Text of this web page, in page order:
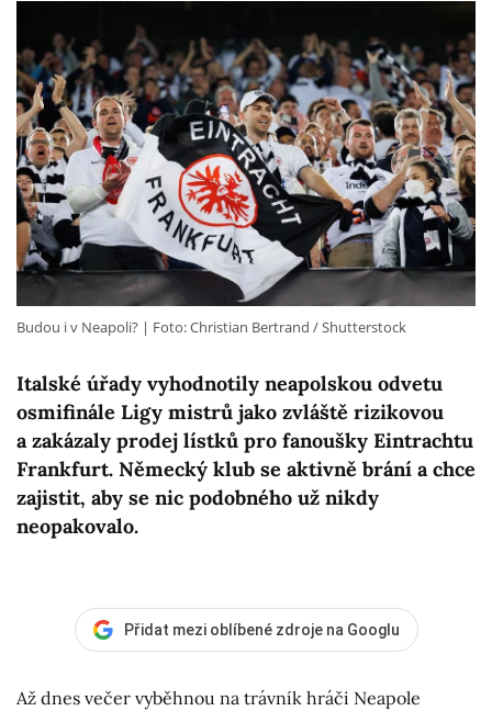
Italské úřady vyhodnotily neapolskou odvetu
osmifinále Ligy mistrů jako zvláště rizikovou
a zakázaly prodej lístků pro fanoušky Eintrachtu
Frankfurt. Německý klub se aktivně brání a chce
zajistit, aby se nic podobného už nikdy
neopakovalo.
Budou i v Neapoli? Foto: Christian Bertrand / Shutterstock
Přidat mezi oblíbené zdroje na Googlu
Až dnes večer vyběhnou na trávník hráči Neapole